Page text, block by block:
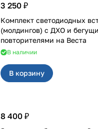
3 250 ₽
Комплект светодиодных
(молдингов) с ДХО и
повторителями на Веста
В наличии
В корзину
8 400 ₽